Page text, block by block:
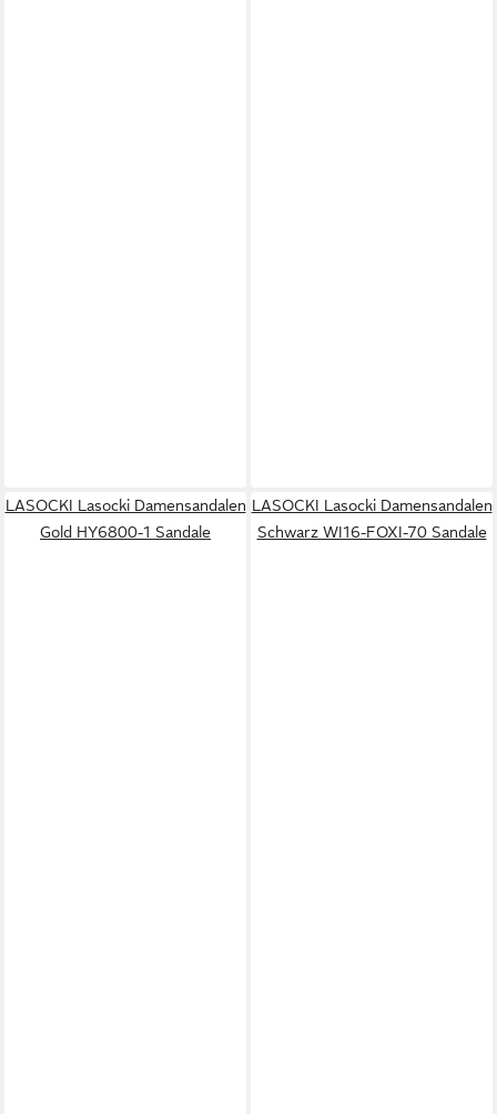
LASOCKI Lasocki Damensandalen
Gold HY6800-1 Sandale
LASOCKI Lasocki Damensandalen
Schwarz WI16-FOXI-70 Sandale